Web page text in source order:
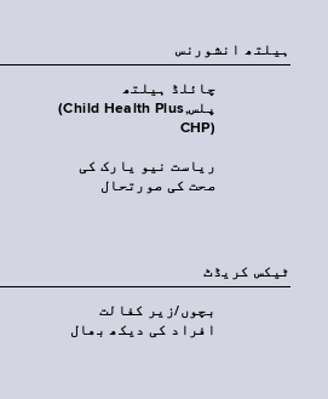
‏ہیلتھ انشورنس
چائلڈ ہیلتھ
پلس‎(Child Health Plus,
CHP)‎
ریاست نیو یارک کی
صحت کی صورتحال
ٹیکس کریڈٹ
بچوں/زیر کفالت
افراد کی دیکھ بھال